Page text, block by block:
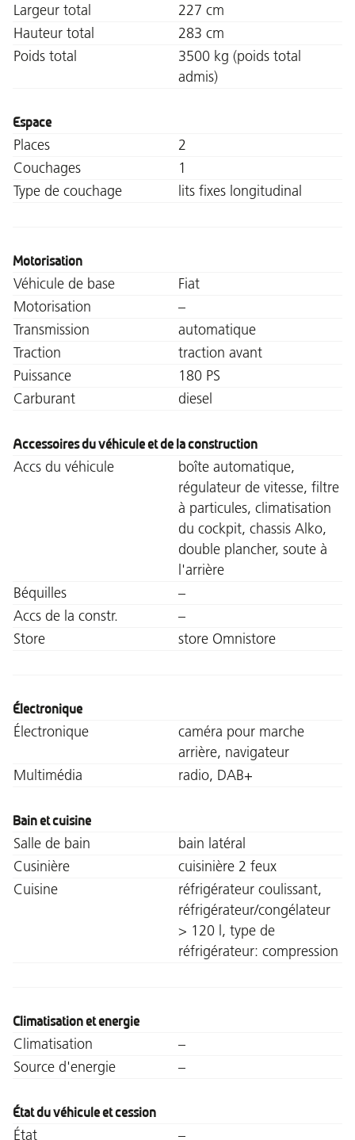
Largeur total
227 cm
Hauteur total
283 cm
Poids total
3500 kg (poids total
admis)
Espace
Places
2
Couchages
1
Type de couchage
lits fixes longitudinal
Motorisation
Véhicule de base
Fiat
Motorisation
–
Transmission
automatique
Traction
traction avant
Puissance
180 PS
Carburant
diesel
Accessoires du véhicule et de la construction
Accs du véhicule
boîte automatique,
régulateur de vitesse, filtre
à particules, climatisation
du cockpit, chassis Alko,
double plancher, soute à
l'arrière
Béquilles
–
Accs de la constr.
–
Store
store Omnistore
Électronique
Électronique
caméra pour marche
arrière, navigateur
Multimédia
radio, DAB+
Bain et cuisine
Salle de bain
bain latéral
Cusinière
cuisinière 2 feux
Cuisine
réfrigérateur coulissant,
réfrigérateur/congélateur
> 120 l, type de
réfrigérateur: compression
Climatisation et energie
Climatisation
–
Source d'energie
–
État du véhicule et cession
État
–